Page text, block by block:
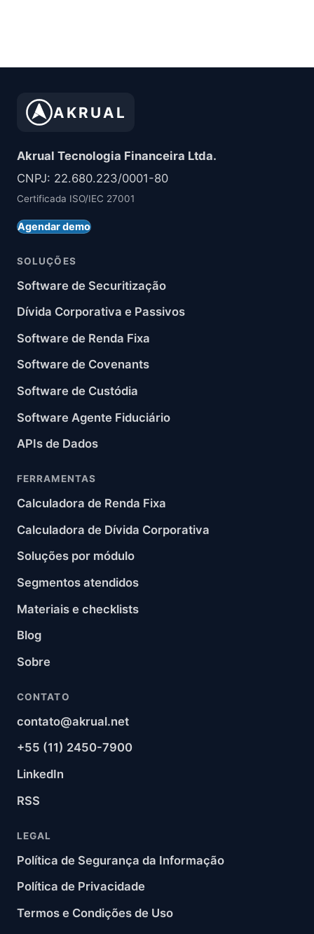
AKRUAL
Akrual Tecnologia Financeira Ltda.
CNPJ: 22.680.223/0001-80
Certificada ISO/IEC 27001
Agendar demo
SOLUÇÕES
Software de Securitização
Dívida Corporativa e Passivos
Software de Renda Fixa
Software de Covenants
Software de Custódia
Software Agente Fiduciário
APIs de Dados
FERRAMENTAS
Calculadora de Renda Fixa
Calculadora de Dívida Corporativa
Soluções por módulo
Segmentos atendidos
Materiais e checklists
Blog
Sobre
CONTATO
contato@akrual.net
+55 (11) 2450-7900
LinkedIn
RSS
LEGAL
Política de Segurança da Informação
Política de Privacidade
Termos e Condições de Uso